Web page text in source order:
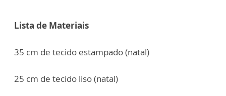
Lista de Materiais
35 cm de tecido estampado (natal)
25 cm de tecido liso (natal)